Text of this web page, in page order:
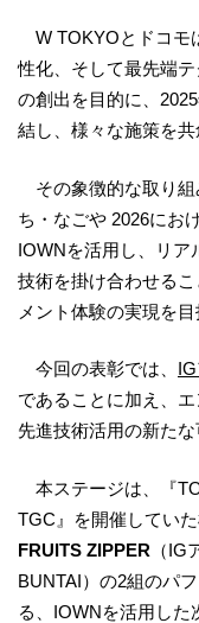
W TOKYOとドコモ
性化、そして最先端
の創出を目的に、
結し、様々な施策を共
その象徴的な取り組
ち・なごや 2026にお
IOWNを活用し、リア
技術を掛け合わせる
メント体験の実現を目
今回の表彰では、
であることに加え、
先進技術活用の新た
本ステージは、『
TGC』を開催してい
FRUITS ZIPPER （IG
BUNTAI）の2組のパ
る、IOWNを活用した